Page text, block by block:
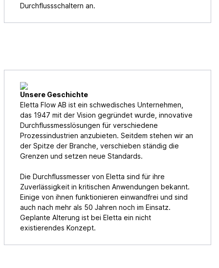
Durchflussschaltern an.
Unsere Geschichte
Eletta Flow AB ist ein schwedisches Unternehmen,
das 1947 mit der Vision gegründet wurde, innovative
Durchflussmesslösungen für verschiedene
Prozessindustrien anzubieten. Seitdem stehen wir an
der Spitze der Branche, verschieben ständig die
Grenzen und setzen neue Standards.
Die Durchflussmesser von Eletta sind für ihre
Zuverlässigkeit in kritischen Anwendungen bekannt.
Einige von ihnen funktionieren einwandfrei und sind
auch nach mehr als 50 Jahren noch im Einsatz.
Geplante Alterung ist bei Eletta ein nicht
existierendes Konzept.